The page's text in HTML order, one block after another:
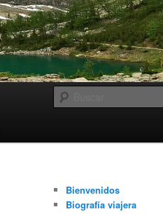
Bienvenidos
Biografía viajera